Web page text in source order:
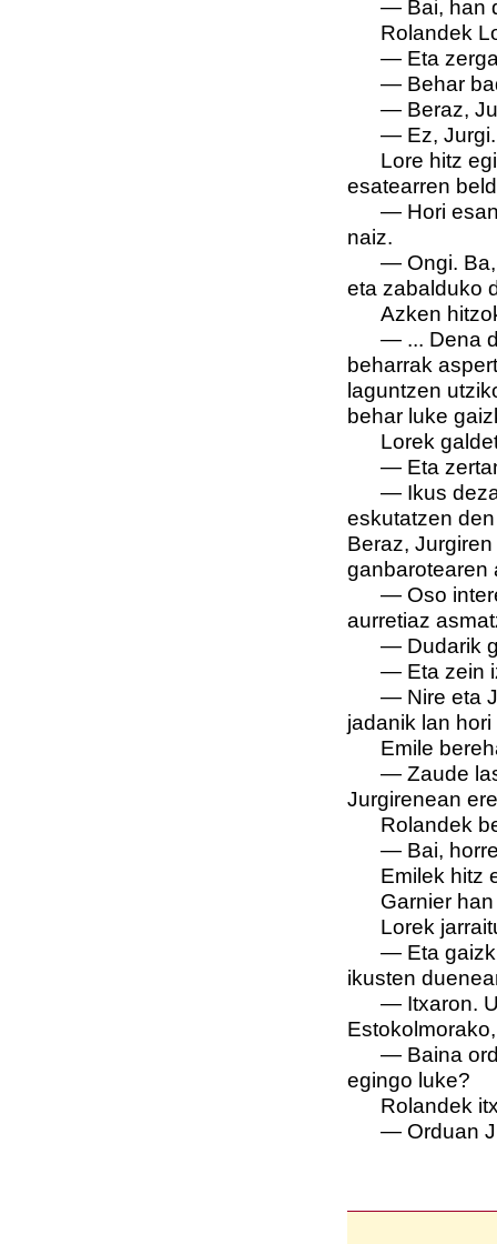
— Bai, han
Rolandek
— Eta
— Behar
— Beraz,
— Ez,
Lore hitz
esatearren
— Hori
naiz.
— Ongi.
eta zabalduko
Azken
— ... Dena
beharrak
laguntzen
behar luke
Lorek
— Eta
— Ikus
eskutatzen
Beraz,
ganbarotearen
— Oso
aurretiaz
— Dudarik
— Eta zein
— Nire eta
jadanik lan
Emile
— Zaude
Jurgirenean
Rolandek
— Bai,
Emilek hitz
Garnier
Lorek
— Eta
ikusten
— Itxaron.
— Baina
egingo luke?
Rolandek
— Orduan